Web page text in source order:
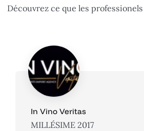
Découvrez ce que les
In Vino Veritas
MILLÉSIME 2017